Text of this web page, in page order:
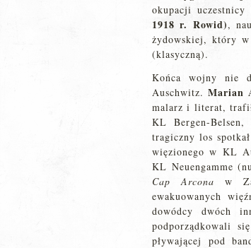
okupacji
1918 r. Rowid),
żydowskiej, który w
(klasyczną).
Końca wojny nie
Auschwitz.Marian
malarz i literat,
KL Bergen-
tragiczny los
więzionego w KL
KL Neuengamme
Cap Arcona w
ewakuowanych
dowódcy dwóch
podporządkowali
pływającej pod